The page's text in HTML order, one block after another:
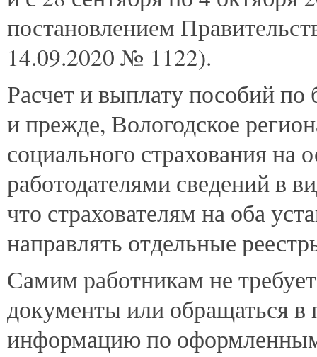
постановлением
14.09.2020 № 1122).
Расчет и выплату пособий
и прежде, Вологодское
социального страхования на
работодателями сведений в
что страхователям на оба
направлять отдельные
Самим работникам не
документы или обращаться
информацию по